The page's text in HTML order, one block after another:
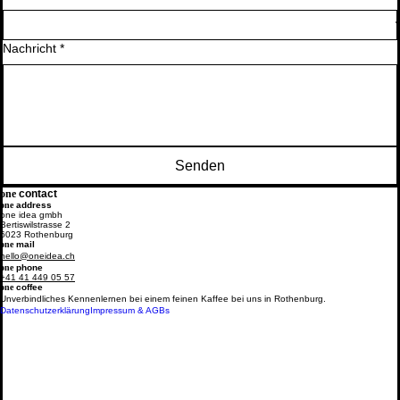
Nachricht *
Senden
one contact
oneaddress
one idea gmbh
Bertiswilstrasse 2
6023 Rothenburg
onemail
hello@oneidea.ch
onephone
+41 41 449 05 57
onecoffee
Unverbindliches Kennenlernen bei einem feinen Kaffee bei uns in Rothenburg.
DatenschutzerklärungImpressum & AGBs